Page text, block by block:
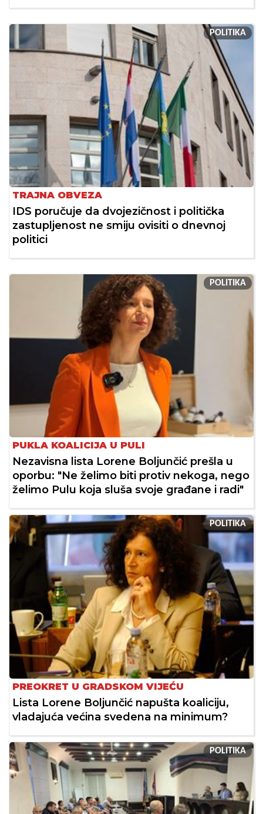
POLITIKA
TRAJNA OBVEZA
IDS poručuje da dvojezičnost i politička
zastupljenost ne smiju ovisiti o dnevnoj
politici
POLITIKA
PUKLA KOALICIJA U PULI
Nezavisna lista Lorene Boljunčić prešla u
oporbu: "Ne želimo biti protiv nekoga, nego
želimo Pulu koja sluša svoje građane i radi"
POLITIKA
PREOKRET U GRADSKOM VIJEĆU
Lista Lorene Boljunčić napušta koaliciju,
vladajuća većina svedena na minimum?
POLITIKA